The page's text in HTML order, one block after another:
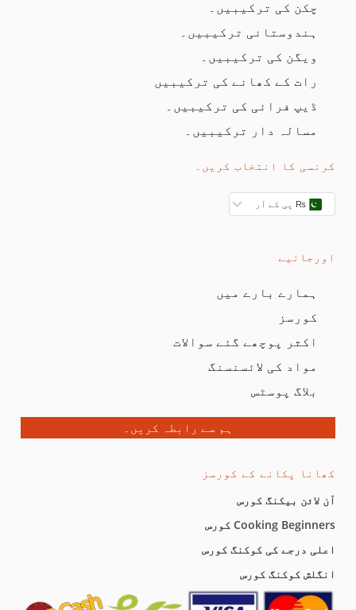
چکن کی ترکیبیں۔
ہندوستانی ترکیبیں۔
ویگن کی ترکیبیں۔
رات کے کھانے کی ترکیبیں
ڈیپ فرائی کی ترکیبیں۔
مسالہ دار ترکیبیں۔
کرنسی کا انتخاب کریں۔
₨ پی کے آر
اورجانیے
ہمارے بارے میں
کورسز
اکثر پوچھے گئے سوالات
مواد کی لائسنسنگ
بلاگ پوسٹس
ہم سے رابطہ کریں۔
کھانا پکانے کے کورسز
آن لائن بیکنگ کورس
Cooking Beginners کورس
اعلی درجے کی کوکنگ کورس
انگلش کوکنگ کورس